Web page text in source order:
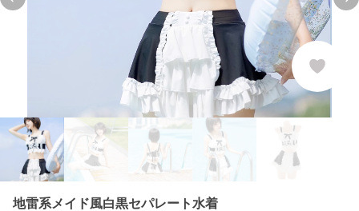
Previous slide
地雷系メイド風白黒セパレート水着